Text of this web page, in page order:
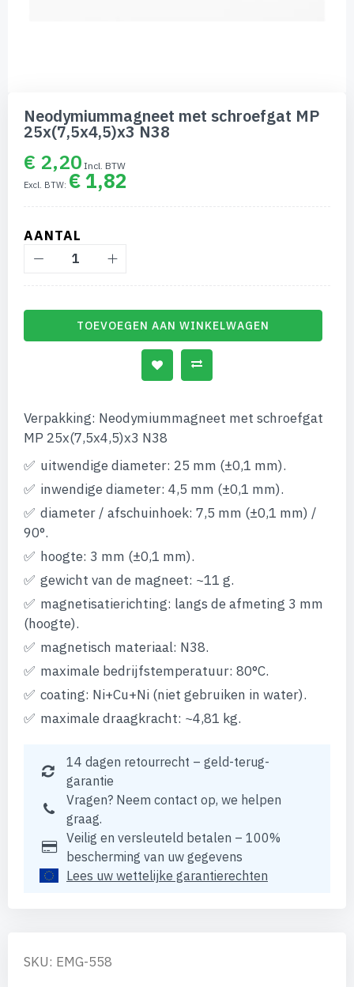
naar
begin
afbeeldingen-
gallerij
Neodymiummagneet met schroefgat MP
25x(7,5x4,5)x3 N38
€ 2,20
€ 1,82
AANTAL
TOEVOEGEN AAN WINKELWAGEN
Verpakking: Neodymiummagneet met schroefgat
MP 25x(7,5x4,5)x3 N38
uitwendige diameter: 25 mm (±0,1 mm).
inwendige diameter: 4,5 mm (±0,1 mm).
diameter / afschuinhoek: 7,5 mm (±0,1 mm) /
90°.
hoogte: 3 mm (±0,1 mm).
gewicht van de magneet: ~11 g.
magnetisatierichting: langs de afmeting 3 mm
(hoogte).
magnetisch materiaal: N38.
maximale bedrijfstemperatuur: 80°C.
coating: Ni+Cu+Ni (niet gebruiken in water).
maximale draagkracht: ~4,81 kg.
14 dagen retourrecht – geld-terug-
garantie
Vragen? Neem contact op, we helpen
graag.
Veilig en versleuteld betalen – 100%
bescherming van uw gegevens
Lees uw wettelijke garantierechten
SKU: EMG-558